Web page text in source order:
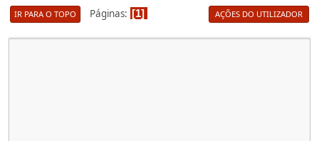
IR PARA O TOPO Páginas 1 AÇÕES DO UTILIZADOR